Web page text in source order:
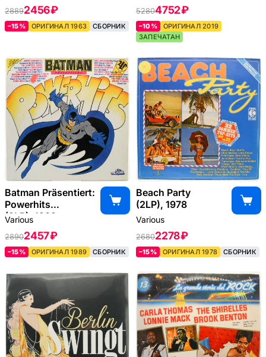
28892456 ₽
–15% ОРИГИНАЛ 1963 СБОРНИК
52804752 ₽
–10%
ОРИГИНАЛ 2019
ЗАПЕЧАТАН
Batman Präsentiert:
Powerhits
(2LP), 1989
Various
28902457 ₽
–15% ОРИГИНАЛ 1989 СБОРНИК
Beach Party
(2LP), 1978
Various
26802278 ₽
–15% ОРИГИНАЛ 1978 СБОРНИК